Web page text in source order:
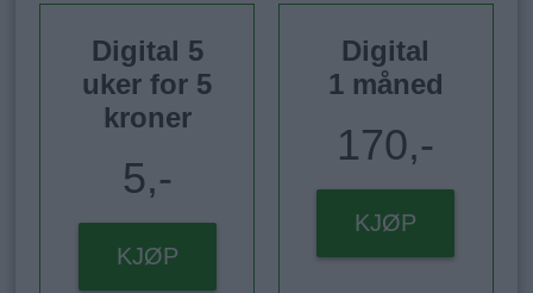
Digital 5
uker for 5
kroner
5,-
KJØP
Digital
1 måned
170,-
KJØP